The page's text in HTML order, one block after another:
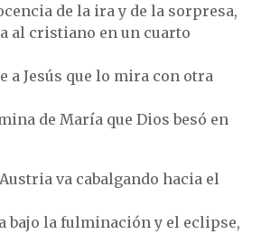
de la ira y de la sorpresa,
al cristiano en un cuarto
a Jesús que lo mira con otra
de María que Dios besó en
va cabalgando hacia el
bajo la fulminación y el eclipse,